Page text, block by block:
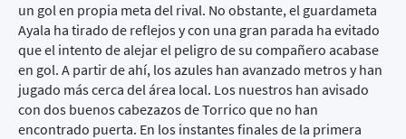
un gol en propia meta del rival. No obstante, el guardameta
Ayala ha tirado de reflejos y con una gran parada ha evitado
que el intento de alejar el peligro de su compañero acabase
en gol. A partir de ahí, los azules han avanzado metros y han
jugado más cerca del área local. Los nuestros han avisado
con dos buenos cabezazos de Torrico que no han
encontrado puerta. En los instantes finales de la primera